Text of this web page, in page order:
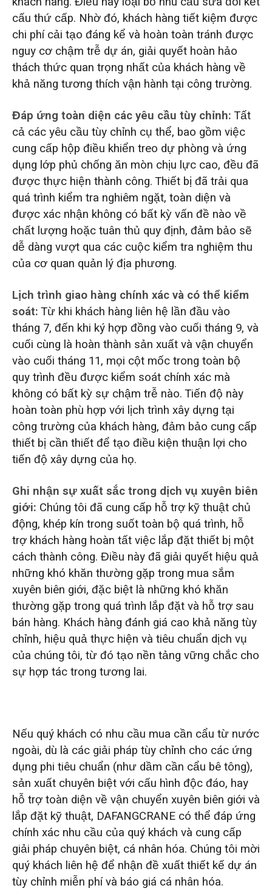
cấu thứ cấp. Nhờ đó, khách hàng tiết kiệm được
chi phí cải tạo đáng kể và hoàn toàn tránh được
nguy cơ chậm trễ dự án, giải quyết hoàn hảo
thách thức quan trọng nhất của khách hàng về
khả năng tương thích vận hành tại công trường.
Đáp ứng toàn diện các yêu cầu tùy chỉnh:Tất
cả các yêu cầu tùy chỉnh cụ thể, bao gồm việc
cung cấp hộp điều khiển treo dự phòng và ứng
dụng lớp phủ chống ăn mòn chịu lực cao, đều đã
được thực hiện thành công. Thiết bị đã trải qua
quá trình kiểm tra nghiêm ngặt, toàn diện và
được xác nhận không có bất kỳ vấn đề nào về
chất lượng hoặc tuân thủ quy định, đảm bảo sẽ
dễ dàng vượt qua các cuộc kiểm tra nghiệm thu
của cơ quan quản lý địa phương.
Lịch trình giao hàng chính xác và có thể kiểm
soát:Từ khi khách hàng liên hệ lần đầu vào
tháng 7, đến khi ký hợp đồng vào cuối tháng 9, và
cuối cùng là hoàn thành sản xuất và vận chuyển
vào cuối tháng 11, mọi cột mốc trong toàn bộ
quy trình đều được kiểm soát chính xác mà
không có bất kỳ sự chậm trễ nào. Tiến độ này
hoàn toàn phù hợp với lịch trình xây dựng tại
công trường của khách hàng, đảm bảo cung cấp
thiết bị cần thiết để tạo điều kiện thuận lợi cho
tiến độ xây dựng của họ.
Ghi nhận sự xuất sắc trong dịch vụ xuyên biên
giới: Chúng tôi đã cung cấp hỗ trợ kỹ thuật chủ
động, khép kín trong suốt toàn bộ quá trình, hỗ
trợ khách hàng hoàn tất việc lắp đặt thiết bị một
cách thành công. Điều này đã giải quyết hiệu quả
những khó khăn thường gặp trong mua sắm
xuyên biên giới, đặc biệt là những khó khăn
thường gặp trong quá trình lắp đặt và hỗ trợ sau
bán hàng. Khách hàng đánh giá cao khả năng tùy
chỉnh, hiệu quả thực hiện và tiêu chuẩn dịch vụ
của chúng tôi, từ đó tạo nền tảng vững chắc cho
sự hợp tác trong tương lai.
Nếu quý khách có nhu cầu mua cần cẩu từ nước
ngoài, dù là các giải pháp tùy chỉnh cho các ứng
dụng phi tiêu chuẩn (như dầm cần cẩu bê tông),
sản xuất chuyên biệt với cấu hình độc đáo, hay
hỗ trợ toàn diện về vận chuyển xuyên biên giới và
lắp đặt kỹ thuật, DAFANGCRANE có thể đáp ứng
chính xác nhu cầu của quý khách và cung cấp
giải pháp chuyên biệt, cá nhân hóa. Chúng tôi mời
quý khách liên hệ để nhận đề xuất thiết kế dự án
tùy chỉnh miễn phí và báo giá cá nhân hóa.